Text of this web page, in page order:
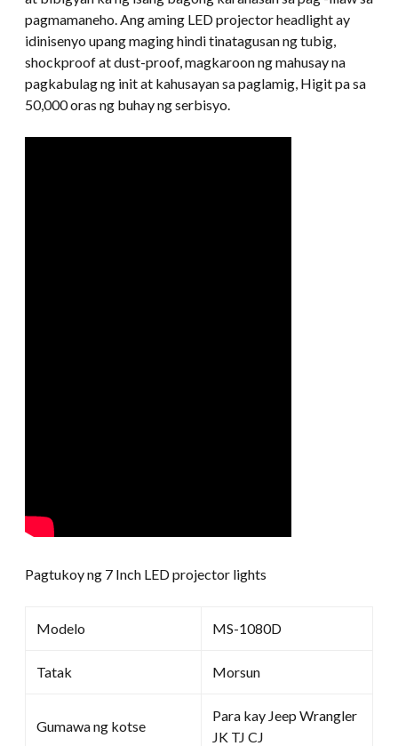
pagmamaneho. Ang aming LED projector headlight ay
idinisenyo upang maging hindi tinatagusan ng tubig,
shockproof at dust-proof, magkaroon ng mahusay na
pagkabulag ng init at kahusayan sa paglamig, Higit pa sa
50,000 oras ng buhay ng serbisyo.
Pagtukoy ng 7 Inch LED projector lights
Modelo MS-1080D
Tatak Morsun
Gumawa ng kotse
Para kay Jeep Wrangler
JK TJ CJ